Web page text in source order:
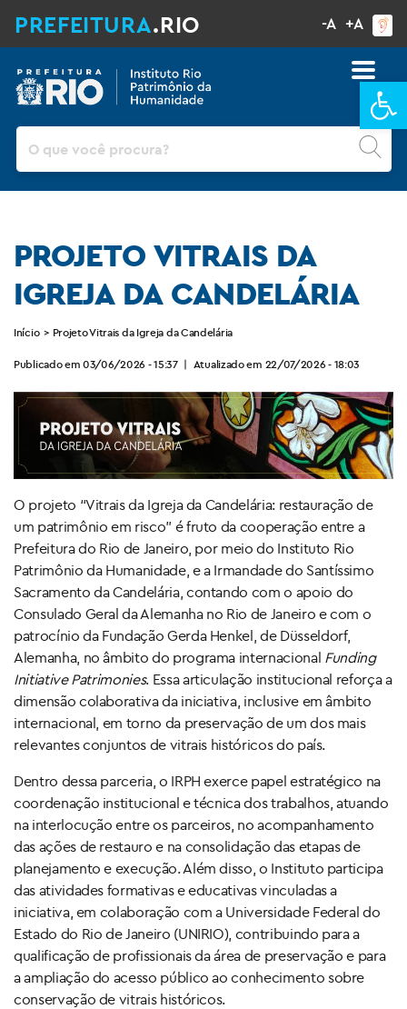
PREFEITURA.RIO -A +A
Pesquisar
PROJETO VITRAIS DA
IGREJA DA CANDELÁRIA
Início > Projeto Vitrais da Igreja da Candelária
Publicado em 03/06/2026 - 15:37 | Atualizado em 22/07/2026 - 18:03
O projeto “Vitrais da Igreja da Candelária: restauração de
um patrimônio em risco” é fruto da cooperação entre a
Prefeitura do Rio de Janeiro, por meio do Instituto Rio
Patrimônio da Humanidade, e a Irmandade do Santíssimo
Sacramento da Candelária, contando com o apoio do
Consulado Geral da Alemanha no Rio de Janeiro e com o
patrocínio da Fundação Gerda Henkel, de Düsseldorf,
Alemanha, no âmbito do programa internacional Funding
Initiative Patrimonies. Essa articulação institucional reforça a
dimensão colaborativa da iniciativa, inclusive em âmbito
internacional, em torno da preservação de um dos mais
relevantes conjuntos de vitrais históricos do país.
Dentro dessa parceria, o IRPH exerce papel estratégico na
coordenação institucional e técnica dos trabalhos, atuando
na interlocução entre os parceiros, no acompanhamento
das ações de restauro e na consolidação das etapas de
planejamento e execução. Além disso, o Instituto participa
das atividades formativas e educativas vinculadas a
iniciativa, em colaboração com a Universidade Federal do
Estado do Rio de Janeiro (UNIRIO), contribuindo para a
qualificação de profissionais da área de preservação e para
a ampliação do acesso público ao conhecimento sobre
conservação de vitrais históricos.